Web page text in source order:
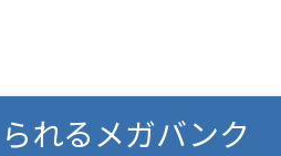
れるメガバンク